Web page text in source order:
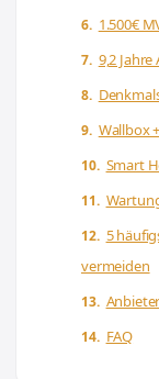
1.500€
9,2
Wallbox
Smart
5
vermeiden
FAQ